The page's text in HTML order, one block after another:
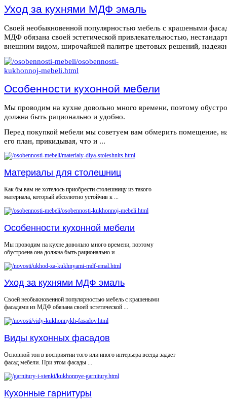
Уход за кухнями МДФ эмаль
Своей необыкновенной популярностью мебель с крашеными
МДФ обязана своей эстетической привлекательностью,
внешним видом, широчайшей палитре цветовых решений,
Особенности кухонной мебели
Мы проводим на кухне довольно много времени, поэтому
должна быть рационально и удобно.
Перед покупкой мебели мы советуем вам обмерить помещение,
его план, прикидывая, что и ...
Материалы для столешниц
Как бы вам не хотелось приобрести столешницу из такого
материала, который абсолютно устойчив к ...
Особенности кухонной мебели
Мы проводим на кухне довольно много времени, поэтому
обустроена она должна быть рационально и ...
Уход за кухнями МДФ эмаль
Своей необыкновенной популярностью мебель с крашеными
фасадами из МДФ обязана своей эстетической ...
Виды кухонных фасадов
Основной тон в восприятии того или иного интерьера всегда задает
фасад мебели. При этом фасады ...
Кухонные гарнитуры